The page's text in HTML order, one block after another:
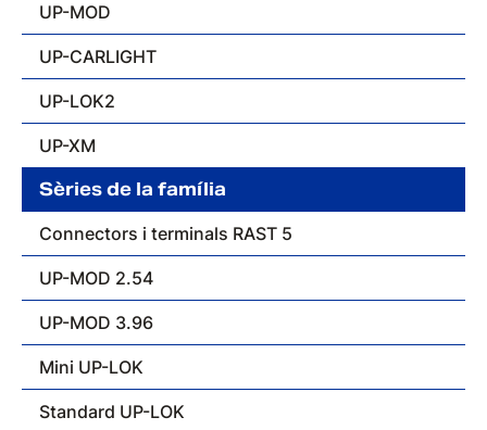
UP-MOD
UP-CARLIGHT
UP-LOK2
UP-XM
Sèries de la família
Connectors i terminals RAST 5
UP-MOD 2.54
UP-MOD 3.96
Mini UP-LOK
Standard UP-LOK